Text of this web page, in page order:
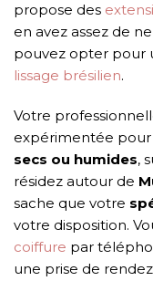
propose des
en avez assez de
pouvez opter pour
lissage brésilien.
Votre
expérimentée pour
secs ou humides,
résidez autour de
sache que votre
votre disposition.
coiffure par
une prise de